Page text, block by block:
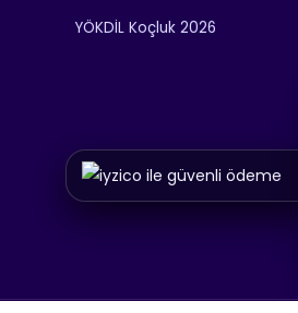
YÖKDİL Koçluk 2026